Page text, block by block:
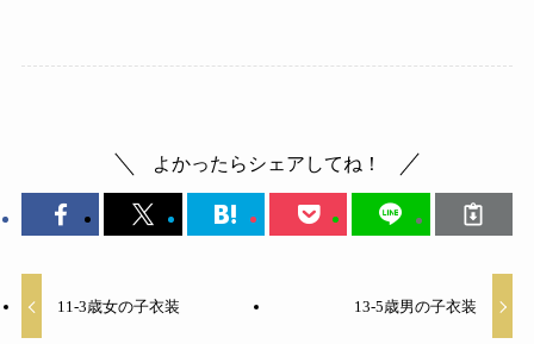
よかったらシェアしてね！
11-3歳女の子衣装 13-5歳男の子衣装